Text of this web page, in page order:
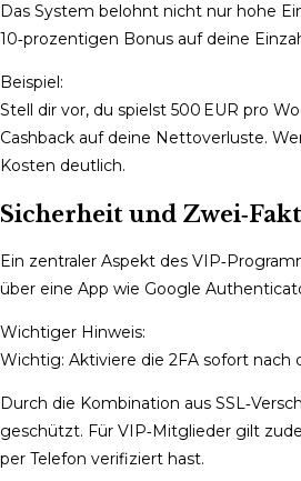
Das System belohnt nicht nur hohe
10‑prozentigen Bonus auf deine
Beispiel:
Stell dir vor, du spielst 500 EUR pro
Cashback auf deine Nettoverluste.
Kosten deutlich.
Sicherheit und
Ein zentraler Aspekt des
über eine App wie Google
Wichtiger Hinweis:
Wichtig: Aktiviere die 2FA sofort nach
Durch die Kombination aus
geschützt. Für VIP‑Mitglieder gilt
per Telefon verifiziert hast.